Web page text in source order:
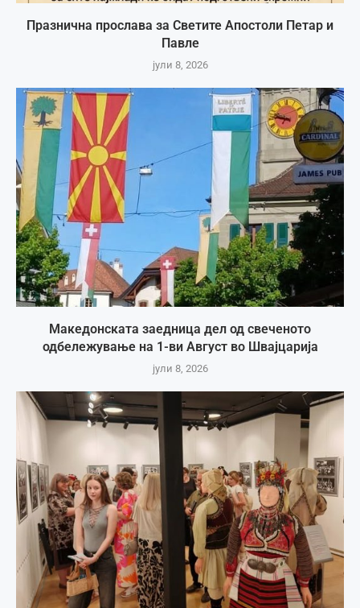
Празнична прослава за Светите Апостоли Петар и
Павле
јули 8, 2026
Македонската заедница дел од свеченото
одбележување на 1-ви Август во Швајцарија
јули 8, 2026